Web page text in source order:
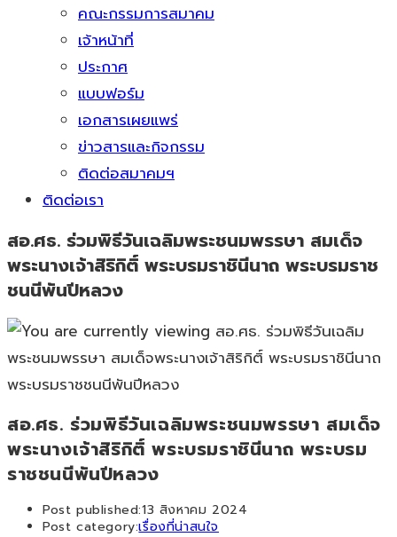
คณะกรรมการสมาคม
เจ้าหน้าที่
ประกาศ
แบบฟอร์ม
เอกสารเผยแพร่
ข่าวสารและกิจกรรม
ติดต่อสมาคมฯ
ติดต่อเรา
สอ.ศธ. ร่วมพิธีวันเฉลิมพระชนมพรรษา สมเด็จ
พระนางเจ้าสิริกิติ์ พระบรมราชินีนาถ พระบรมราช
ชนนีพันปีหลวง
สอ.ศธ. ร่วมพิธีวันเฉลิมพระชนมพรรษา สมเด็จ
พระนางเจ้าสิริกิติ์ พระบรมราชินีนาถ พระบรม
ราชชนนีพันปีหลวง
Post published:13 สิงหาคม 2024
Post category:เรื่องที่น่าสนใจ